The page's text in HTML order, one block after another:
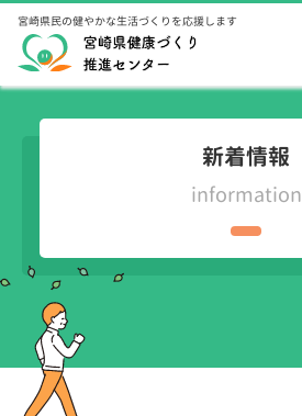
宮崎県民の健やかな生活づくりを応援します
新着情報
information